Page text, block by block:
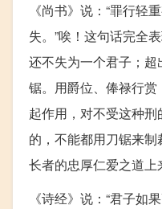
《尚书》说：“罪行
失。”唉！这句话完全
还不失为一个君子；
锯。用爵位、俸禄行
起作用，对不受这种
的，不能都用刀锯来
长者的忠厚仁爱之道上
《诗经》说：“君子